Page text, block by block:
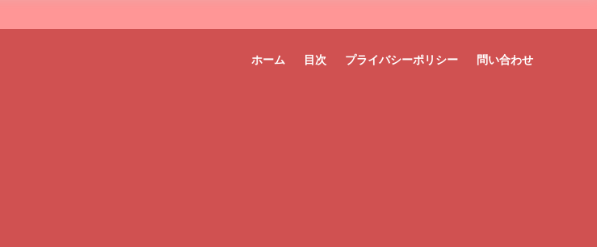
ホーム 目次 プライバシーポリシー 問い合わせ